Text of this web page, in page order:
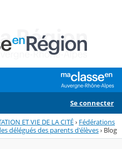
Se connecter
ET VIE DE LA CITÉ› Fédérations
délégués des parents d'élèves› Blog